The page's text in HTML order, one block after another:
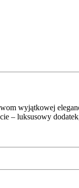
wyjątkowej
– luksusowy